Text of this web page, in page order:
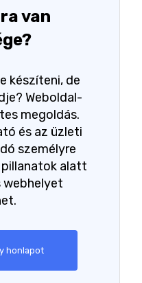
van
készíteni, de
Weboldal-
megoldás.
és az üzleti
személyre
alatt
webhelyet
honlapot